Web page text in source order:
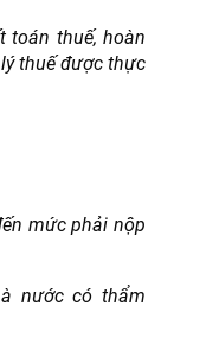
toán thuế, hoàn
thuế được thực
mức phải nộp
nước có thẩm